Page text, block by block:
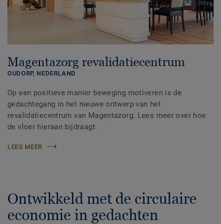
Magentazorg revalidatiecentrum
OUDORP, NEDERLAND
Op een positieve manier beweging motiveren is de
gedachtegang in het nieuwe ontwerp van het
revalidatiecentrum van Magentazorg. Lees meer over hoe
de vloer hieraan bijdraagt.
LEES MEER
Ontwikkeld met de circulaire
economie in gedachten